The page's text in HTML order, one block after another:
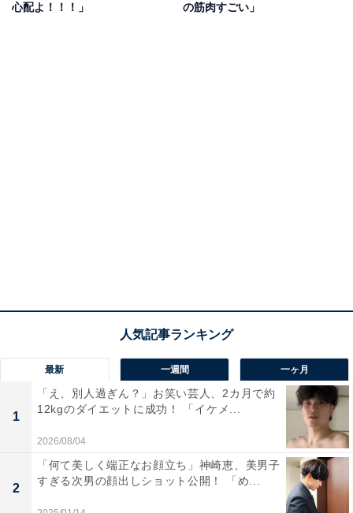
心配よ！！！」
の筋肉すごい」
最新 一週間 一ヶ月
1
「え、別人過ぎん？」お笑い芸人、2カ月で約
12kgのダイエットに成功！ 「イケメ...
2026/08/04
2
「何て美しく端正なお顔立ち」神崎恵、美男子
すぎる次男の顔出しショット公開！ 「め...